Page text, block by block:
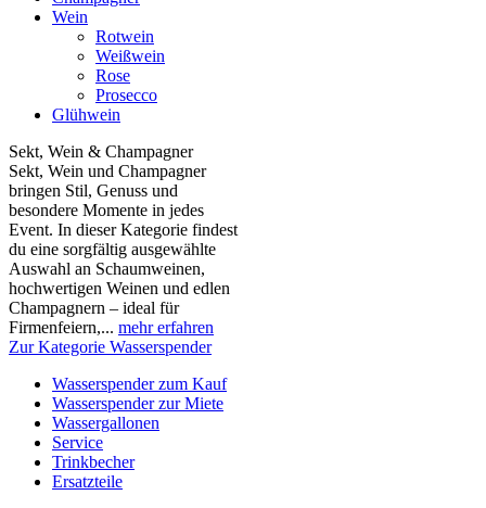
Wein
Rotwein
Weißwein
Rose
Prosecco
Glühwein
Sekt, Wein & Champagner
Sekt, Wein und Champagner
bringen Stil, Genuss und
besondere Momente in jedes
Event. In dieser Kategorie findest
du eine sorgfältig ausgewählte
Auswahl an Schaumweinen,
hochwertigen Weinen und edlen
Champagnern – ideal für
Firmenfeiern,... mehr erfahren
Zur Kategorie Wasserspender
Wasserspender zum Kauf
Wasserspender zur Miete
Wassergallonen
Service
Trinkbecher
Ersatzteile